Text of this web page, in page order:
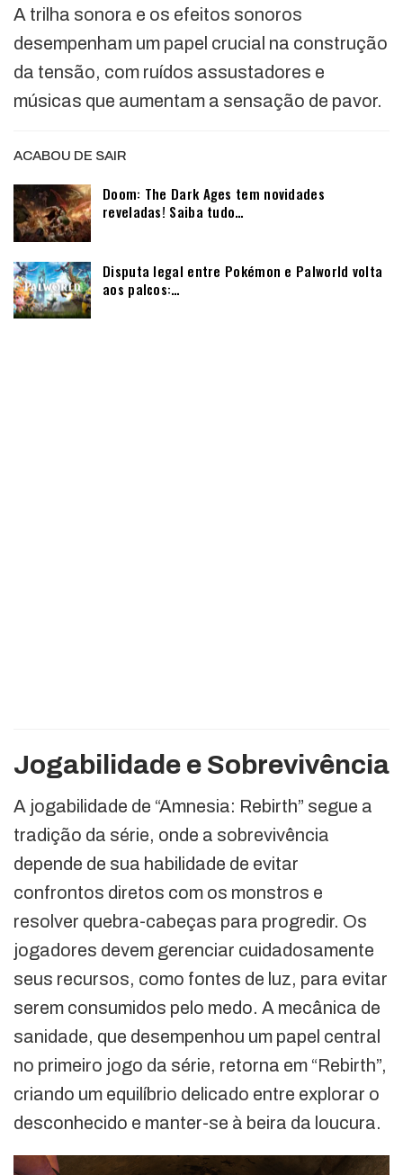
A trilha sonora e os efeitos sonoros
desempenham um papel crucial na construção
da tensão, com ruídos assustadores e
músicas que aumentam a sensação de pavor.
ACABOU DE SAIR
Doom: The Dark Ages tem novidades
reveladas! Saiba tudo…
Disputa legal entre Pokémon e Palworld volta
aos palcos:…
Jogabilidade e Sobrevivência
A jogabilidade de “Amnesia: Rebirth” segue a
tradição da série, onde a sobrevivência
depende de sua habilidade de evitar
confrontos diretos com os monstros e
resolver quebra-cabeças para progredir. Os
jogadores devem gerenciar cuidadosamente
seus recursos, como fontes de luz, para evitar
serem consumidos pelo medo. A mecânica de
sanidade, que desempenhou um papel central
no primeiro jogo da série, retorna em “Rebirth”,
criando um equilíbrio delicado entre explorar o
desconhecido e manter-se à beira da loucura.